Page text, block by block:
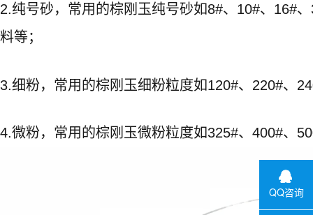
2.纯号砂，常用的棕刚玉纯号砂如8#、10#、16#
料等；
3.细粉，常用的棕刚玉细粉粒度如120#、220#、
4.微粉，常用的棕刚玉微粉粒度如325#、400#、
QQ咨询